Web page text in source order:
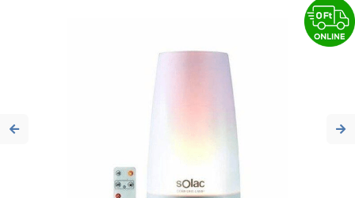
Previous